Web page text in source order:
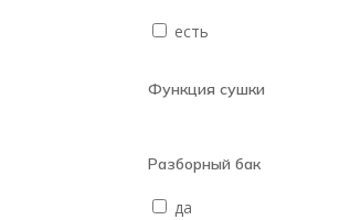
есть
Функция сушки
Разборный бак
да